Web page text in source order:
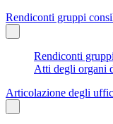
Rendiconti gruppi
Rendiconti
Atti degli organi
Articolazione degli